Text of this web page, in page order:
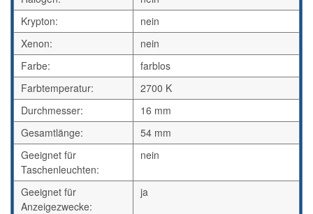
Krypton:
nein
Xenon:
nein
Farbe:
farblos
Farbtemperatur:
2700 K
Durchmesser:
16 mm
Gesamtlänge:
54 mm
Geeignet für
Taschenleuchten:
nein
Geeignet für
Anzeigezwecke:
ja